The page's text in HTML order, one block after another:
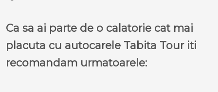
Ca sa ai parte de o calatorie cat mai
placuta cu autocarele Tabita Tour iti
recomandam urmatoarele: